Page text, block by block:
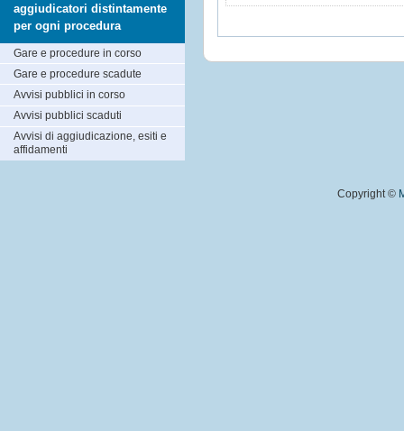
aggiudicatori distintamente
per ogni procedura
Gare e procedure in corso
Gare e procedure scadute
Avvisi pubblici in corso
Avvisi pubblici scaduti
Avvisi di aggiudicazione, esiti e
affidamenti
Copyright ©